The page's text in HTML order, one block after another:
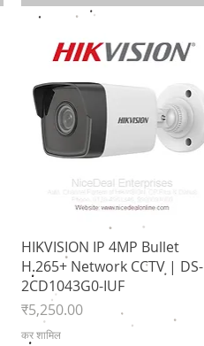
त्वरित दृश्य
HIKVISION IP 4MP Bullet
H.265+ Network CCTV | DS-
2CD1043G0-IUF
मूल्य
₹5,250.00
कर शामिल